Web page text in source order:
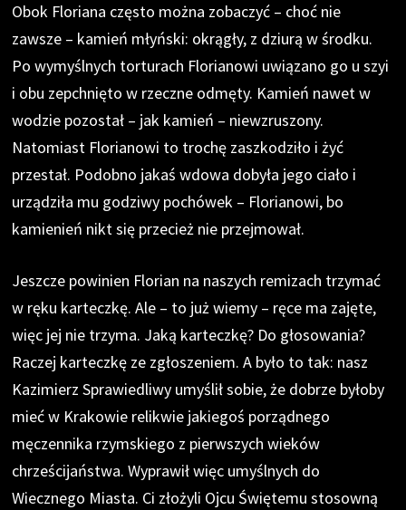
Obok Floriana często można zobaczyć – choć nie
zawsze – kamień młyński: okrągły, z dziurą w środku.
Po wymyślnych torturach Florianowi uwiązano go u szyi
i obu zepchnięto w rzeczne odmęty. Kamień nawet w
wodzie pozostał – jak kamień – niewzruszony.
Natomiast Florianowi to trochę zaszkodziło i żyć
przestał. Podobno jakaś wdowa dobyła jego ciało i
urządziła mu godziwy pochówek – Florianowi, bo
kamienień nikt się przecież nie przejmował.
Jeszcze powinien Florian na naszych remizach trzymać
w ręku karteczkę. Ale – to już wiemy – ręce ma zajęte,
więc jej nie trzyma. Jaką karteczkę? Do głosowania?
Raczej karteczkę ze zgłoszeniem. A było to tak: nasz
Kazimierz Sprawiedliwy umyślił sobie, że dobrze byłoby
mieć w Krakowie relikwie jakiegoś porządnego
męczennika rzymskiego z pierwszych wieków
chrześcijaństwa. Wyprawił więc umyślnych do
Wiecznego Miasta. Ci złożyli Ojcu Świętemu stosowną